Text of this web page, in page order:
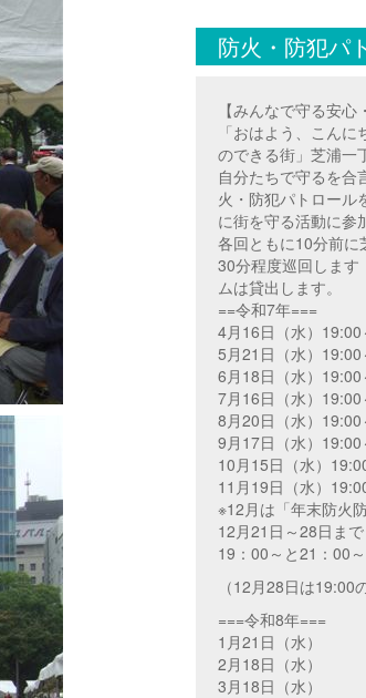
防火・防犯パ
【みんなで守る安心
「おはよう、こん
のできる街」芝浦一
自分たちで守るを合
火・防犯パトロール
に街を守る活動に参
各回ともに10分前に
30分程度巡回します
ムは貸出します。
==令和7年===
4月16日（水）19:00
5月21日（水）19:00
6月18日（水）19:00
7月16日（水）19:00
8月20日（水）19:00
9月17日（水）19:00
10月15日（水）
11月19日（水）
※12月は「年末防火
12月21日～28日まで
19：00～と21：00
（12月28日は19:00
===令和8年===
1月21日（水）
2月18日（水）
3月18日（水）